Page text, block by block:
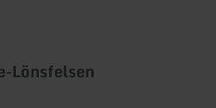
Lönsfelsen